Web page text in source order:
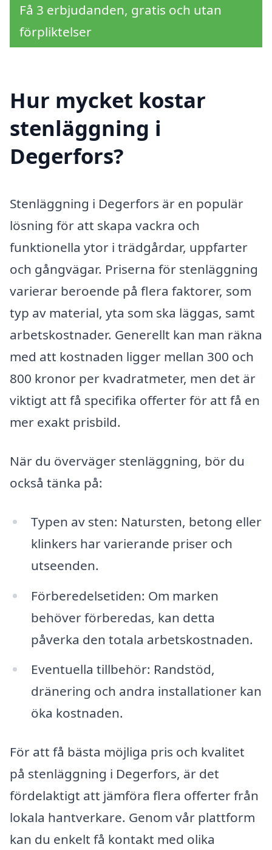
Få 3 erbjudanden, gratis och utan
förpliktelser
Hur mycket kostar
stenläggning i
Degerfors?
Stenläggning i Degerfors är en populär
lösning för att skapa vackra och
funktionella ytor i trädgårdar, uppfarter
och gångvägar. Priserna för stenläggning
varierar beroende på flera faktorer, som
typ av material, yta som ska läggas, samt
arbetskostnader. Generellt kan man räkna
med att kostnaden ligger mellan 300 och
800 kronor per kvadratmeter, men det är
viktigt att få specifika offerter för att få en
mer exakt prisbild.
När du överväger stenläggning, bör du
också tänka på:
Typen av sten: Natursten, betong eller
klinkers har varierande priser och
utseenden.
Förberedelsetiden: Om marken
behöver förberedas, kan detta
påverka den totala arbetskostnaden.
Eventuella tillbehör: Randstöd,
dränering och andra installationer kan
öka kostnaden.
För att få bästa möjliga pris och kvalitet
på stenläggning i Degerfors, är det
fördelaktigt att jämföra flera offerter från
lokala hantverkare. Genom vår plattform
kan du enkelt få kontakt med olika